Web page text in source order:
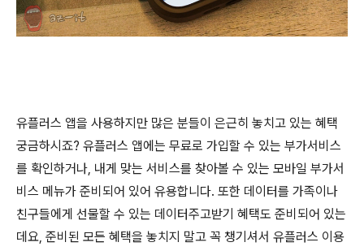
유플러스 앱을 사용하지만 많은 분들이 은근히 놓치고 있는 혜택
궁금하시죠? 유플러스 앱에는 무료로 가입할 수 있는 부가서비스
를 확인하거나, 내게 맞는 서비스를 찾아볼 수 있는 모바일 부가서
비스 메뉴가 준비되어 있어 유용합니다. 또한 데이터를 가족이나
친구들에게 선물할 수 있는 데이터주고받기 혜택도 준비되어 있는
데요, 준비된 모든 혜택을 놓치지 말고 꼭 챙기셔서 유플러스 이용